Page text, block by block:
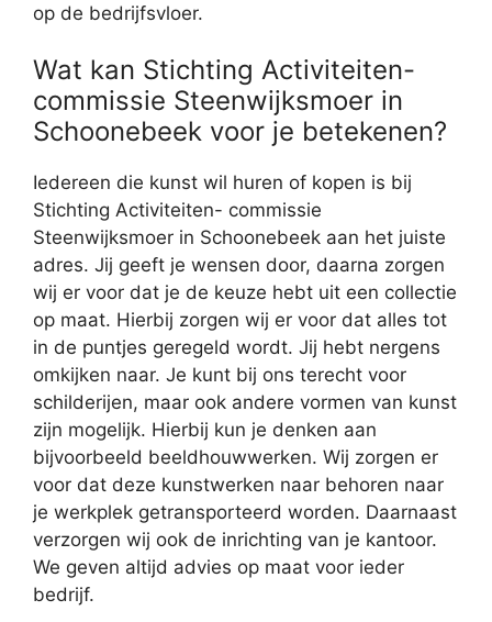
op de bedrijfsvloer.
Wat kan Stichting Activiteiten-
commissie Steenwijksmoer in
Schoonebeek voor je betekenen?
Iedereen die kunst wil huren of kopen is bij
Stichting Activiteiten- commissie
Steenwijksmoer in Schoonebeek aan het juiste
adres. Jij geeft je wensen door, daarna zorgen
wij er voor dat je de keuze hebt uit een collectie
op maat. Hierbij zorgen wij er voor dat alles tot
in de puntjes geregeld wordt. Jij hebt nergens
omkijken naar. Je kunt bij ons terecht voor
schilderijen, maar ook andere vormen van kunst
zijn mogelijk. Hierbij kun je denken aan
bijvoorbeeld beeldhouwwerken. Wij zorgen er
voor dat deze kunstwerken naar behoren naar
je werkplek getransporteerd worden. Daarnaast
verzorgen wij ook de inrichting van je kantoor.
We geven altijd advies op maat voor ieder
bedrijf.